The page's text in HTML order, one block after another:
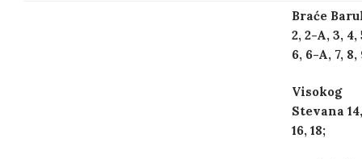
Braće
2, 2-A, 3, 4,
6, 6-A, 7, 8,
Visokog
Stevana 14,
16, 18;